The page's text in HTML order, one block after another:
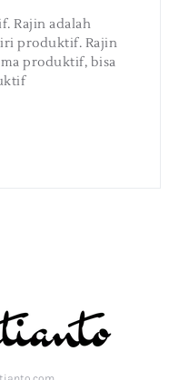
Rajin adalah
produktif. Rajin
produktif, bisa